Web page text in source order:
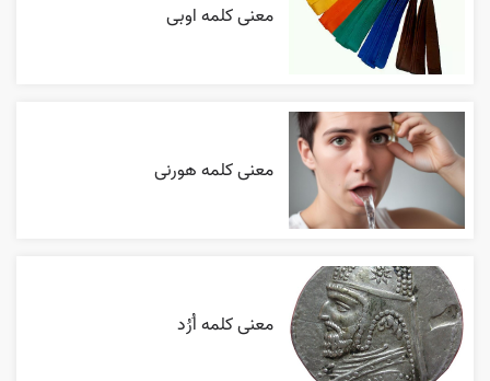
معنی کلمه اوبی
معنی کلمه هورنی
معنی کلمه اُرُد